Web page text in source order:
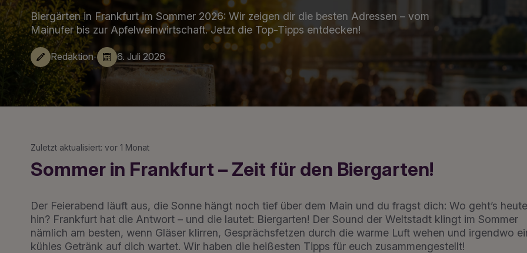
Biergärten in Frankfurt im Sommer 2026: Wir zeigen dir die besten Adressen – vom
Mainufer bis zur Apfelweinwirtschaft. Jetzt die Top-Tipps entdecken!
Redaktion· 6. Juli 2026
Zuletzt aktualisiert: vor 1 Monat
Sommer in Frankfurt – Zeit für den Biergarten!
Der Feierabend läuft aus, die Sonne hängt noch tief über dem Main und du fragst dich: Wo geht’s heute
hin? Frankfurt hat die Antwort – und die lautet: Biergarten! Der Sound der Weltstadt klingt im Sommer
nämlich am besten, wenn Gläser klirren, Gesprächsfetzen durch die warme Luft wehen und irgendwo
kühles Getränk auf dich wartet. Wir haben die heißesten Tipps für euch zusammengestellt!